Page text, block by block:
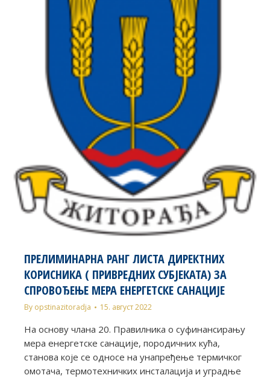
ПРЕЛИМИНАРНА РАНГ ЛИСТА ДИРЕКТНИХ
КОРИСНИКА ( ПРИВРЕДНИХ СУБЈЕКАТА) ЗА
СПРОВОЂЕЊЕ МЕРА ЕНЕРГЕТСКЕ САНАЦИЈЕ
By opstinazitoradja 15. август 2022
На основу члана 20. Правилника о суфинансирању
мера енергетске санације, породичних кућа,
станова које се односе на унапређење термичког
омотача, термотехничких инсталација и уградње